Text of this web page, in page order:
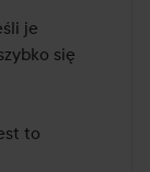
je
się
to